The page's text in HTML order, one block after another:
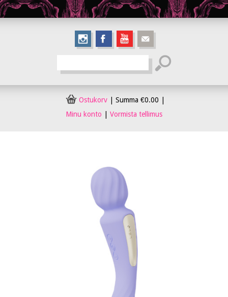
Ostukorv| Summa €0.00
Minu konto
Vormista tellimus